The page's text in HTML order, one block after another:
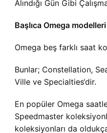
Alındığı Gün Gibi
Başlıca Omega
Omega beş farklı saat
Bunlar; Constellation,
Ville ve Specialties‘dir.
En popüler Omega
Speedmaster
koleksiyonları da